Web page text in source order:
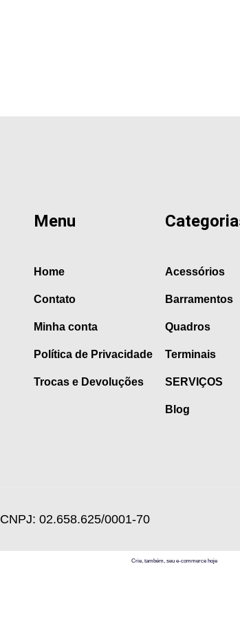
Menu
Home
Contato
Minha conta
Política de Privacidade
Trocas e Devoluções
Acessórios
Barramentos
Quadros
Terminais
SERVIÇOS
Blog
CNPJ: 02.658.625/0001-70
Crie, também, seu e-commerce hoje